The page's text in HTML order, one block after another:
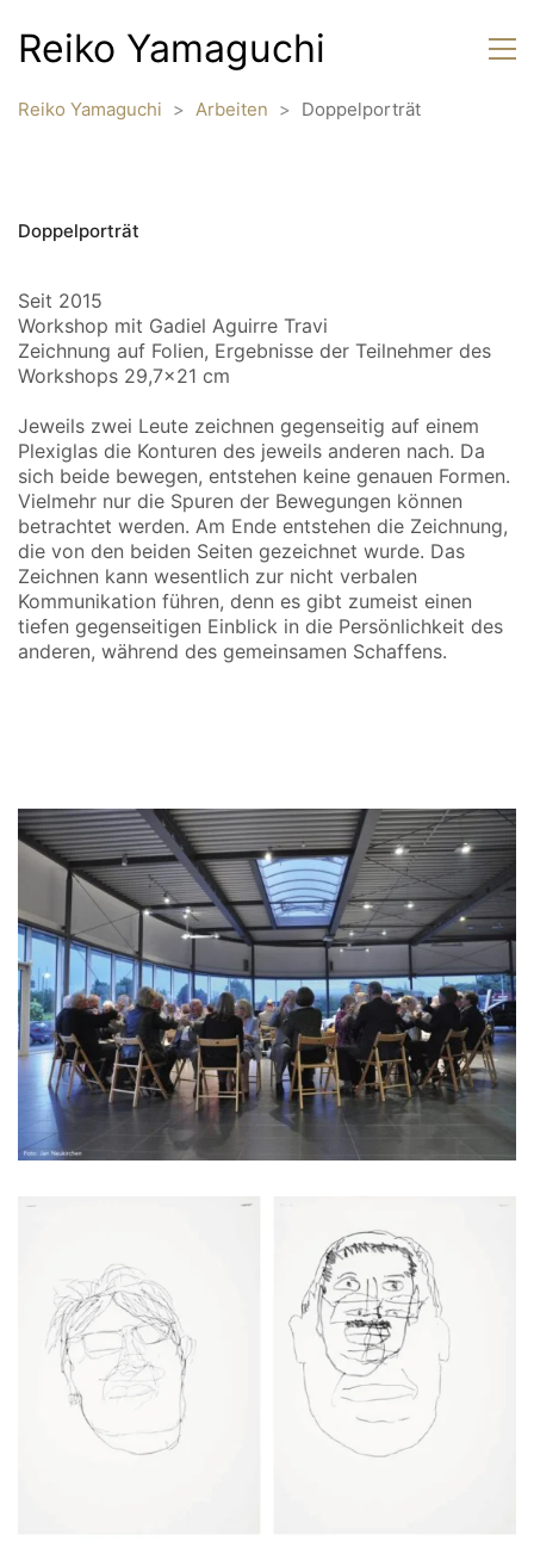
Reiko Yamaguchi
Reiko Yamaguchi > Arbeiten > Doppelporträt
Doppelporträt
Seit 2015
Workshop mit Gadiel Aguirre Travi
Zeichnung auf Folien, Ergebnisse der Teilnehmer des
Workshops 29,7×21 cm
Jeweils zwei Leute zeichnen gegenseitig auf einem
Plexiglas die Konturen des jeweils anderen nach. Da
sich beide bewegen, entstehen keine genauen Formen.
Vielmehr nur die Spuren der Bewegungen können
betrachtet werden. Am Ende entstehen die Zeichnung,
die von den beiden Seiten gezeichnet wurde. Das
Zeichnen kann wesentlich zur nicht verbalen
Kommunikation führen, denn es gibt zumeist einen
tiefen gegenseitigen Einblick in die Persönlichkeit des
anderen, während des gemeinsamen Schaffens.